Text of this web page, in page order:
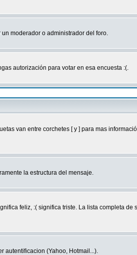
moderador o administrador del foro.
autorización para votar en esa encuesta :(.
van entre corchetes [ y ] para mas
la estructura del mensaje.
feliz, :( significa triste. La lista completa de
autentificacion (Yahoo, Hotmail...).